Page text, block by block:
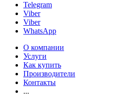
Telegram
Viber
Viber
WhatsApp
О компании
Услуги
Как купить
Производители
Контакты
...